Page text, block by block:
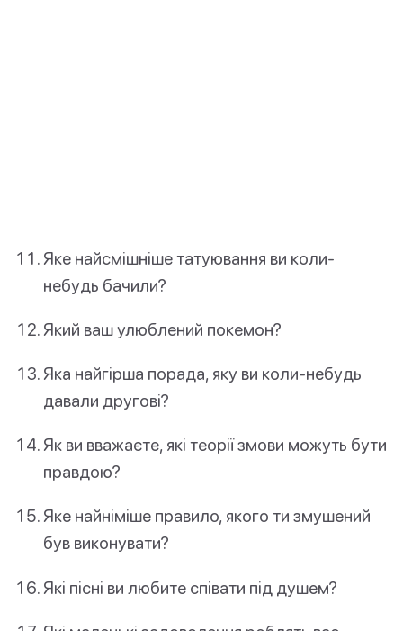
Яке найсмішніше татуювання ви коли-
небудь бачили?
Який ваш улюблений покемон?
Яка найгірша порада, яку ви коли-небудь
давали другові?
Як ви вважаєте, які теорії змови можуть бути
правдою?
Яке найніміше правило, якого ти змушений
був виконувати?
Які пісні ви любите співати під душем?